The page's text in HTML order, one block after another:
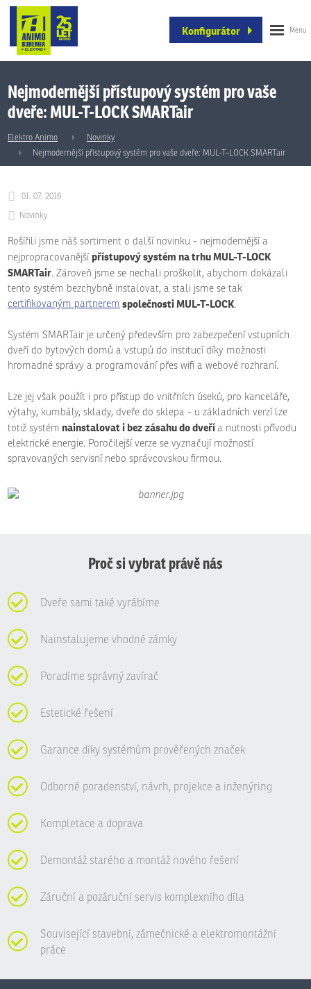
Konfigurátor
Nejmodernější přístupový systém pro vaše
dveře: MUL-T-LOCK SMARTair
Elektro Animo
Novinky
Nejmodernější přístupový systém pro vaše dveře: MUL-T-LOCK SMARTair
01. 07. 2016
Novinky
Rošířili jsme náš sortiment o další novinku - nejmodernější a
nejpropracovanější přístupový systém na trhu MUL-T-LOCK
SMARTair. Zároveň jsme se nechali proškolit, abychom dokázali
tento systém bezchybně instalovat, a stali jsme se tak
certifikovaným partnerem společnosti MUL-T-LOCK.
Systém SMARTair je určený především pro zabezpečení vstupních
dveří do bytových domů a vstupů do institucí díky možnosti
hromadné správy a programování přes wifi a webové rozhraní.
Lze jej však použít i pro přístup do vnitřních úseků, pro kanceláře,
výtahy, kumbály, sklady, dveře do sklepa - u základních verzí lze
totiž systém nainstalovat i bez zásahu do dveřía nutnosti přívodu
elektrické energie. Poročilejší verze se vyznačují možností
spravovaných servisní nebo správcovskou firmou.
Proč si vybrat právě nás
Dveře sami také vyrábíme
Nainstalujeme vhodné zámky
Poradíme správný zavírač
Estetické řešení
Garance díky systémům prověřených značek
Odborné poradenství, návrh, projekce a inženýring
Kompletace a doprava
Demontáž starého a montáž nového řešení
Záruční a pozáruční servis komplexního díla
Související stavební, zámečnické a elektromontážní
práce